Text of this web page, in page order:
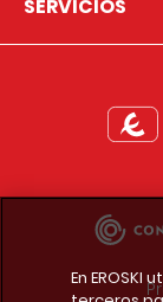
SERVICIOS
En